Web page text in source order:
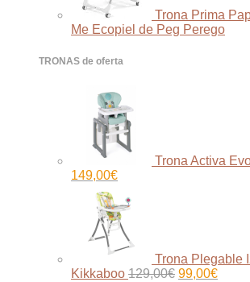
Trona Prima
Me Ecopiel de Peg Perego
TRONAS de oferta
Trona Activa
El
precio
original
179,00€.
149,00€El
actual
es:
149,00€.
Trona Plegable
Kikkaboo 129,00€ El
99,00€El